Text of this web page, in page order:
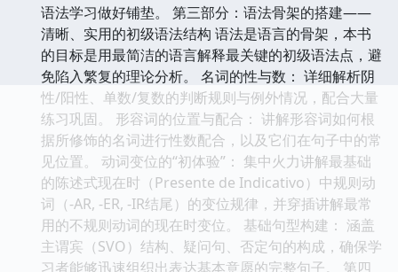
语法学习做好铺垫。 第三部分：语法骨架的搭建——
清晰、实用的初级语法结构 语法是语言的骨架，本书
的目标是用最简洁的语言解释最关键的初级语法点，避
免陷入繁复的理论分析。 名词的性与数： 详细解析阴
性/阳性、单数/复数的判断规则与例外情况，配合大量
练习巩固。 形容词的位置与配合： 讲解形容词如何根
据所修饰的名词进行性数配合，以及它们在句子中的常
见位置。 动词变位的“初体验”： 集中火力讲解最基础
的陈述式现在时（Presente de Indicativo）中规则动
词（-AR, -ER, -IR结尾）的变位规律，并穿插讲解最常
用的不规则动词的现在时变位。 基础句型构建： 涵盖
主谓宾（SVO）结构、疑问句、否定句的构成，确保学
习者能够迅速组织出表达基本意愿的完整句子。 第四